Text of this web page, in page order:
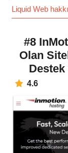
Liquid Web
#8
Olan
Destek
4.6